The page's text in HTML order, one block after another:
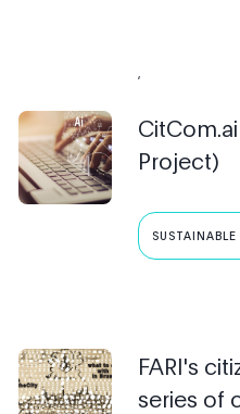
,
Project)
FARI's
series of